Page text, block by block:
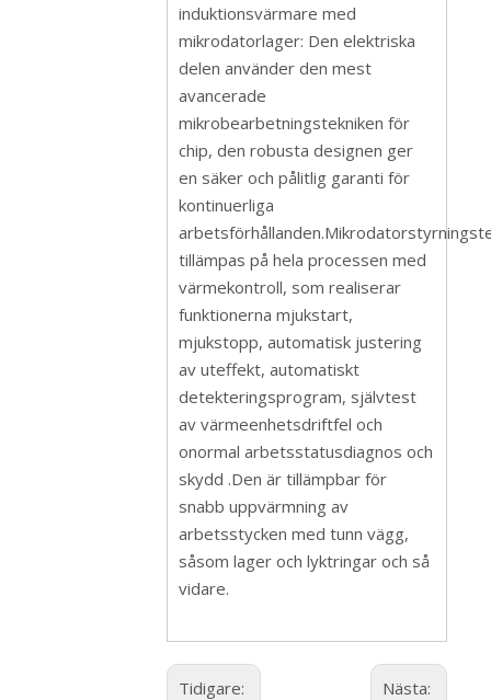
induktionsvärmare med
mikrodatorlager: Den elektriska
delen använder den mest
avancerade
mikrobearbetningstekniken för
chip, den robusta designen ger
en säker och pålitlig garanti för
kontinuerliga
tillämpas på hela processen med
värmekontroll, som realiserar
funktionerna mjukstart,
mjukstopp, automatisk justering
av uteffekt, automatiskt
detekteringsprogram, självtest
av värmeenhetsdriftfel och
onormal arbetsstatusdiagnos och
skydd .Den är tillämpbar för
snabb uppvärmning av
arbetsstycken med tunn vägg,
såsom lager och lyktringar och så
vidare.
Tidigare: Nästa: